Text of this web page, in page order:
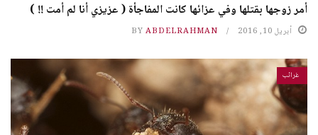
أمر زوجها بقتلها وفي عزائها كانت المفاجأة ( عزيزي أنا لم أمت !! )
أبريل 10, 2016 BY ABDELRAHMAN
غرائب